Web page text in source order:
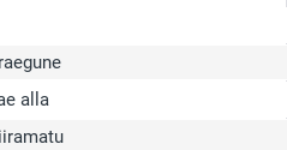
alla